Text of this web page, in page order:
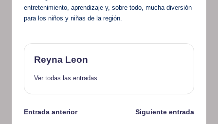
entretenimiento, aprendizaje y, sobre todo, mucha diversión
para los niños y niñas de la región.
Reyna Leon
Ver todas las entradas
Navegación
Entrada anterior Siguiente entrada